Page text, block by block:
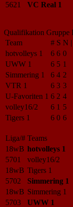
5621
VC Real 1
Qualifikation Gruppe
Team
# S N |
hotvolleys 1
6 6 0
UWW 1
6 5 1
Simmering 1
6 4 2
VTR 1
6 3 3
U-Favoriten 1 6 2 4
volley16/2
6 1 5
Tigers 1
6 0 6
Liga/# Teams
18wB hotvolleys 1
5701
volley16/2
18wB Tigers 1
5702
Simmering 1
18wB Simmering 1
5703
UWW 1